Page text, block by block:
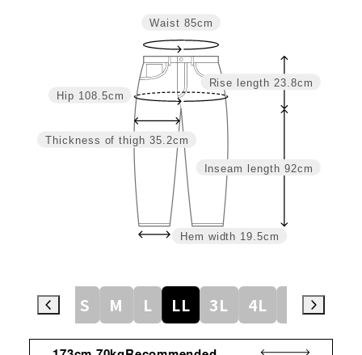
Inseam length 92cm
Rise length 23.8cm
Hem width 19.5cm
Thickness of thigh 35.2cm
Hip 108.5cm
Waist 85cm
SS S M L LL 3L 4L